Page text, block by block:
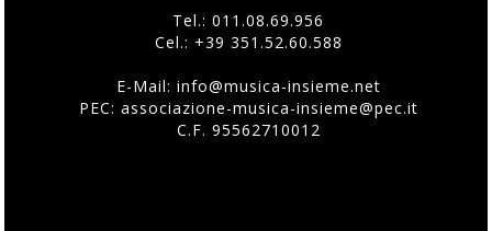
Tel.:011.08.69.956
Cel.: +39 351.52.60.588
E-Mail: info@musica-insieme.net
PEC: associazione-musica-insieme@pec.it
C.F. 95562710012